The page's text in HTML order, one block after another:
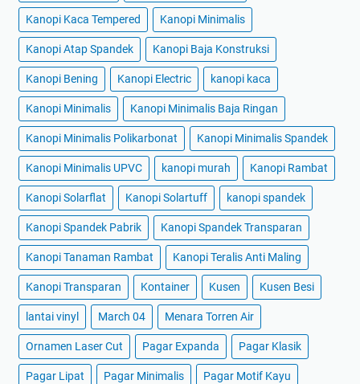
Kanopi Kaca Tempered Kanopi Minimalis
Kanopi Atap Spandek Kanopi Baja Konstruksi
Kanopi Bening Kanopi Electric kanopi kaca
Kanopi Minimalis Kanopi Minimalis Baja Ringan
Kanopi Minimalis Polikarbonat Kanopi Minimalis Spandek
Kanopi Minimalis UPVC kanopi murah Kanopi Rambat
Kanopi Solarflat Kanopi Solartuff kanopi spandek
Kanopi Spandek Pabrik Kanopi Spandek Transparan
Kanopi Tanaman Rambat Kanopi Teralis Anti Maling
Kanopi Transparan Kontainer Kusen Kusen Besi
lantai vinyl March 04 Menara Torren Air
Ornamen Laser Cut Pagar Expanda Pagar Klasik
Pagar Lipat Pagar Minimalis Pagar Motif Kayu